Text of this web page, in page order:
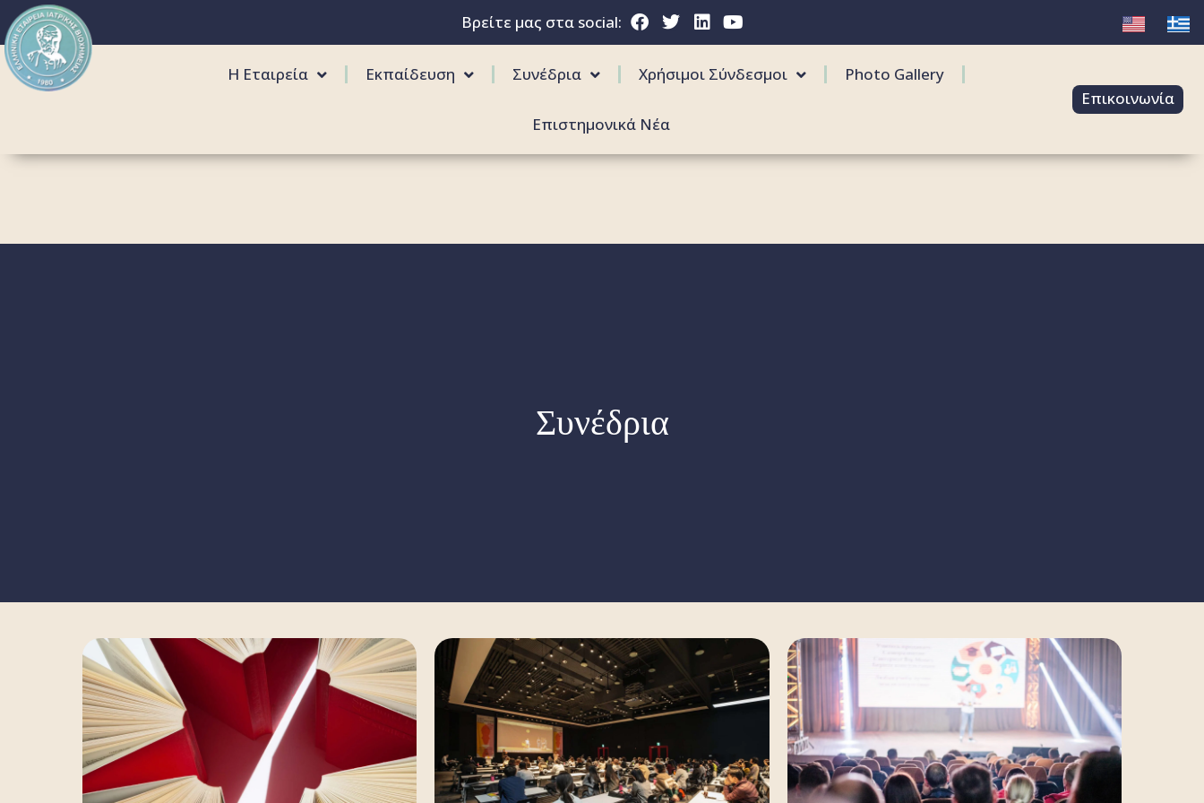
Βρείτε μας στα social:
Η Εταιρεία Εκπαίδευση Συνέδρια Χρήσιμοι Σύνδεσμοι Photo Gallery
Επιστημονικά Νέα
Επικοινωνία
Συνέδρια